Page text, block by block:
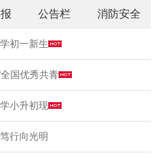
公告栏 消防安全
初一新生
国优秀共青
小升初现
行向光明